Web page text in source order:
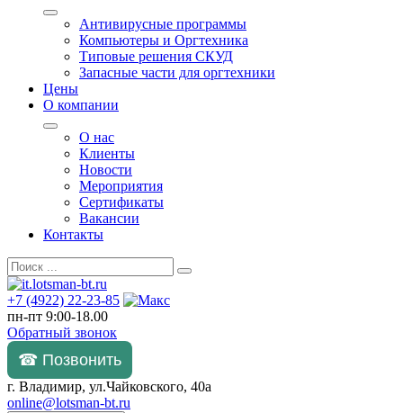
Антивирусные программы
Компьютеры и Оргтехника
Типовые решения СКУД
Запасные части для оргтехники
Цены
О компании
О нас
Клиенты
Новости
Мероприятия
Сертификаты
Вакансии
Контакты
+7 (4922) 22-23-85
пн-пт 9:00-18.00
Обратный звонок
☎ Позвонить
г. Владимир, ул.Чайковского, 40а
online@lotsman-bt.ru